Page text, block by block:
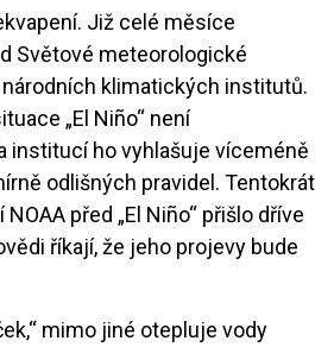
Již celé měsíce
Světové meteorologické
národních klimatických institutů.
„El Niño“ není
institucí ho vyhlašuje víceméně
odlišných pravidel. Tentokrát
před „El Niño“ přišlo dříve
říkají, že jeho projevy bude
mimo jiné otepluje vody